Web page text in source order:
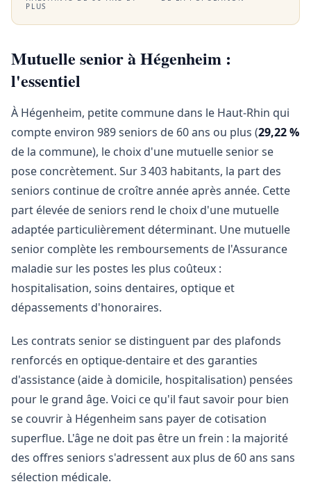
PLUS
Mutuelle senior à Hégenheim :
l'essentiel
À Hégenheim, petite commune dans le Haut-Rhin qui
compte environ 989 seniors de 60 ans ou plus (29,22 %
de la commune), le choix d'une mutuelle senior se
pose concrètement. Sur 3 403 habitants, la part des
seniors continue de croître année après année. Cette
part élevée de seniors rend le choix d'une mutuelle
adaptée particulièrement déterminant. Une mutuelle
senior complète les remboursements de l'Assurance
maladie sur les postes les plus coûteux :
hospitalisation, soins dentaires, optique et
dépassements d'honoraires.
Les contrats senior se distinguent par des plafonds
renforcés en optique-dentaire et des garanties
d'assistance (aide à domicile, hospitalisation) pensées
pour le grand âge. Voici ce qu'il faut savoir pour bien
se couvrir à Hégenheim sans payer de cotisation
superflue. L'âge ne doit pas être un frein : la majorité
des offres seniors s'adressent aux plus de 60 ans sans
sélection médicale.